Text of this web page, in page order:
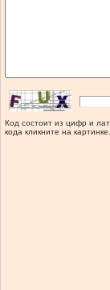
Код состоит из цифр и
кода кликните на картинке.